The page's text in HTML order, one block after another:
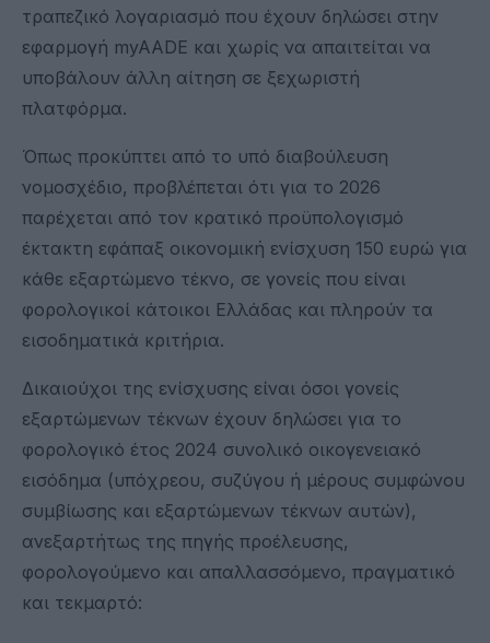
τραπεζικό λογαριασμό που έχουν δηλώσει στην
εφαρμογή myAADE και χωρίς να απαιτείται να
υποβάλουν άλλη αίτηση σε ξεχωριστή
πλατφόρμα.
Όπως προκύπτει από το υπό διαβούλευση
νομοσχέδιο, προβλέπεται ότι για το 2026
παρέχεται από τον κρατικό προϋπολογισμό
έκτακτη εφάπαξ οικονομική ενίσχυση 150 ευρώ για
κάθε εξαρτώμενο τέκνο, σε γονείς που είναι
φορολογικοί κάτοικοι Ελλάδας και πληρούν τα
εισοδηματικά κριτήρια.
Δικαιούχοι της ενίσχυσης είναι όσοι γονείς
εξαρτώμενων τέκνων έχουν δηλώσει για το
φορολογικό έτος 2024 συνολικό οικογενειακό
εισόδημα (υπόχρεου, συζύγου ή μέρους συμφώνου
συμβίωσης και εξαρτώμενων τέκνων αυτών),
ανεξαρτήτως της πηγής προέλευσης,
φορολογούμενο και απαλλασσόμενο, πραγματικό
και τεκμαρτό: